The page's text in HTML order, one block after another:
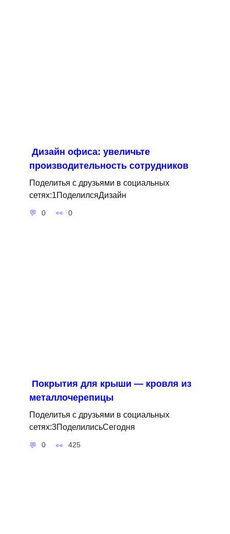
Дизайн офиса: увеличьте
производительность сотрудников
Поделитья с друзьями в социальных
сетях:1ПоделилсяДизайн
0 0
Покрытия для крыши — кровля из
металлочерепицы
Поделитья с друзьями в социальных
сетях:3ПоделилисьСегодня
0 425